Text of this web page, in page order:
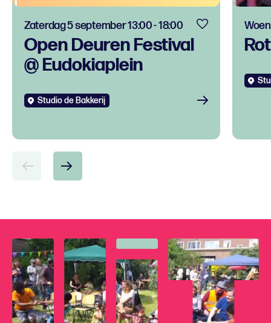
Open Deuren Festival
@ Eudokiaplein
Zaterdag 5 september 13:00 - 18:00
Studio de Bakkerij